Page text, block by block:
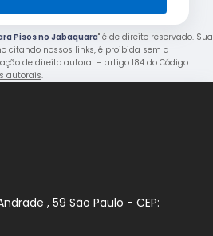
Pisos no Jabaquara" é de direito reservado. Sua
citando nossos links, é proibida sem a
de direito autoral – artigo 184 do Código
autorais.
, 59 São Paulo - CEP: